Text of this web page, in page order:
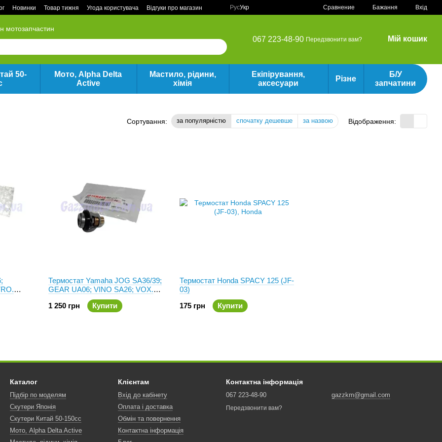
Новинки Товар тижня Угода користувача Відгуки про магазин РусУкр Сравнение Бажання Вхід
мотозапчастин
067 223-48-90 Передзвонити вам? Мій кошик
50-
Мото, Alpha Delta
Active
Мастило, рідини,
хімія
Екіпірування,
аксесуари
Різне
Б/У
запчатини
Сортування: за популярністю спочатку дешевше за назвою Відображення:
Термостат Yamaha JOG SA36/39;
GEAR UA06; VINO SA26; VOX.
Оригінал 4BA-12411-00
1 250 грн
Купити
Термостат Honda SPACY 125 (JF-
03)
175 грн
Купити
Каталог
Підбір по моделям
Скутери Японія
Скутери Китай 50-150сс
Мото, Alpha Delta Active
Клієнтам
Вхід до кабінету
Оплата і доставка
Обмін та повернення
Контактна інформація
Контактна інформація
067 223-48-90
Передзвонити вам?
gazzkm@gmail.com